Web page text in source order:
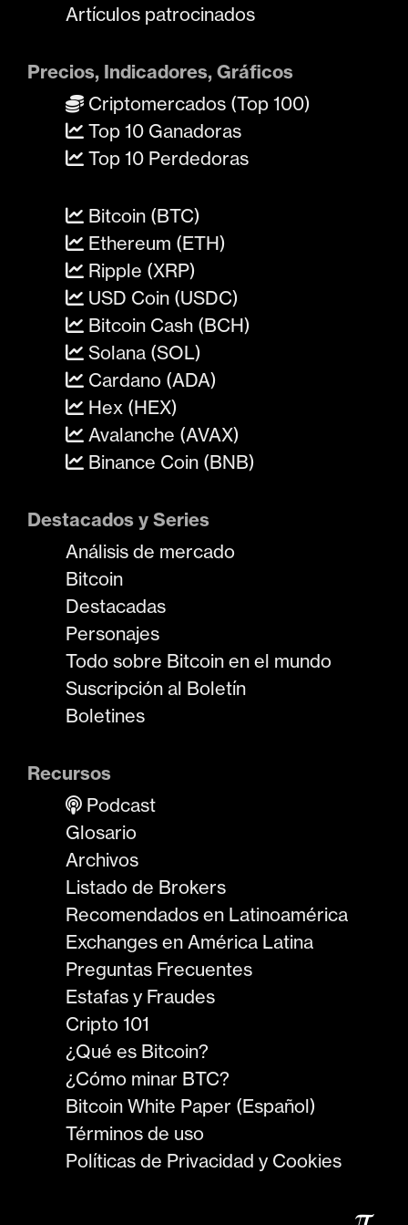
Artículos patrocinados
Precios, Indicadores, Gráficos
Criptomercados (Top 100)
Top 10 Ganadoras
Top 10 Perdedoras
Bitcoin (BTC)
Ethereum (ETH)
Ripple (XRP)
USD Coin (USDC)
Bitcoin Cash (BCH)
Solana (SOL)
Cardano (ADA)
Hex (HEX)
Avalanche (AVAX)
Binance Coin (BNB)
Destacados y Series
Análisis de mercado
Bitcoin
Destacadas
Personajes
Todo sobre Bitcoin en el mundo
Suscripción al Boletín
Boletines
Recursos
Podcast
Glosario
Archivos
Listado de Brokers
Recomendados en Latinoamérica
Exchanges en América Latina
Preguntas Frecuentes
Estafas y Fraudes
Cripto 101
¿Qué es Bitcoin?
¿Cómo minar BTC?
Bitcoin White Paper (Español)
Términos de uso
Políticas de Privacidad y Cookies